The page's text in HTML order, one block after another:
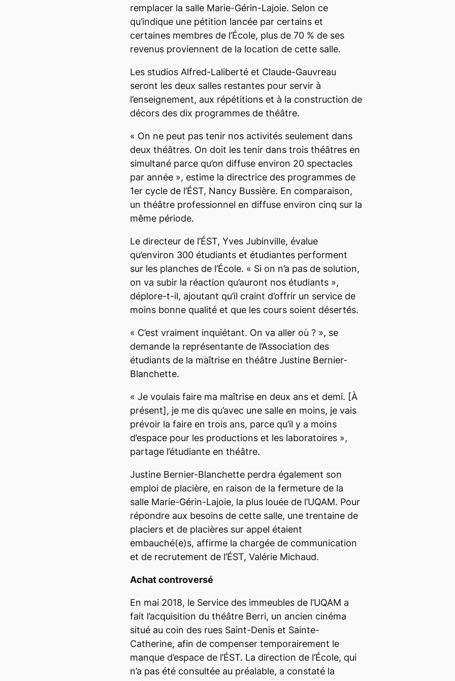
remplacer la salle Marie-Gérin-Lajoie. Selon ce
qu’indique une pétition lancée par certains et
certaines membres de l’École, plus de 70 % de ses
revenus proviennent de la location de cette salle.
Les studios Alfred-Laliberté et Claude-Gauvreau
seront les deux salles restantes pour servir à
l’enseignement, aux répétitions et à la construction de
décors des dix programmes de théâtre.
« On ne peut pas tenir nos activités seulement dans
deux théâtres. On doit les tenir dans trois théâtres en
simultané parce qu’on diffuse environ 20 spectacles
par année », estime la directrice des programmes de
1er cycle de l’ÉST, Nancy Bussière. En comparaison,
un théâtre professionnel en diffuse environ cinq sur la
même période.
Le directeur de l’ÉST, Yves Jubinville, évalue
qu’environ 300 étudiants et étudiantes performent
sur les planches de l’École. « Si on n’a pas de solution,
on va subir la réaction qu’auront nos étudiants »,
déplore-t-il, ajoutant qu’il craint d’offrir un service de
moins bonne qualité et que les cours soient désertés.
« C’est vraiment inquiétant. On va aller où ? », se
demande la représentante de l’Association des
étudiants de la maîtrise en théâtre Justine Bernier-
Blanchette.
« Je voulais faire ma maîtrise en deux ans et demi. [À
présent], je me dis qu’avec une salle en moins, je vais
prévoir la faire en trois ans, parce qu’il y a moins
d’espace pour les productions et les laboratoires »,
partage l’étudiante en théâtre.
Justine Bernier-Blanchette perdra également son
emploi de placière, en raison de la fermeture de la
salle Marie-Gérin-Lajoie, la plus louée de l’UQAM. Pour
répondre aux besoins de cette salle, une trentaine de
placiers et de placières sur appel étaient
embauché(e)s, affirme la chargée de communication
et de recrutement de l’ÉST, Valérie Michaud.
Achat controversé
En mai 2018, le Service des immeubles de l’UQAM a
fait l’acquisition du théâtre Berri, un ancien cinéma
situé au coin des rues Saint-Denis et Sainte-
Catherine, afin de compenser temporairement le
manque d’espace de l’ÉST. La direction de l’École, qui
n’a pas été consultée au préalable, a constaté la